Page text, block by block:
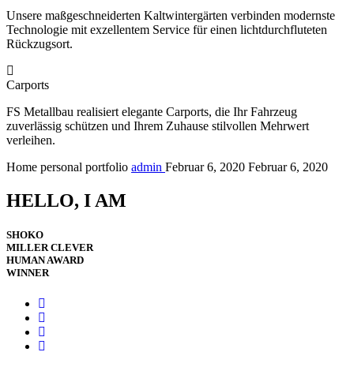
Unsere maßgeschneiderten Kaltwintergärten verbinden modernste
Technologie mit exzellentem Service für einen lichtdurchfluteten
Rückzugsort.
Carports
FS Metallbau realisiert elegante Carports, die Ihr Fahrzeug
zuverlässig schützen und Ihrem Zuhause stilvollen Mehrwert
verleihen.
Home personal portfolio admin Februar 6, 2020 Februar 6, 2020
HELLO, I AM
SHOKO
MILLER CLEVER
HUMAN AWARD
WINNER